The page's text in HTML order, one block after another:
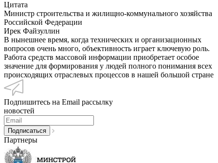
Цитата
Министр строительства и жилищно-коммунального хозяйства
Российской Федерации
Ирек Файзуллин
В нынешнее время, когда технических и организационных
вопросов очень много, объективность играет ключевую роль.
Работа средств массовой информации приобретает особое
значение для формирования у людей полного понимания всех
происходящих отраслевых процессов в нашей большой стране
Подпишитесь на Email рассылку
новостей
Партнеры